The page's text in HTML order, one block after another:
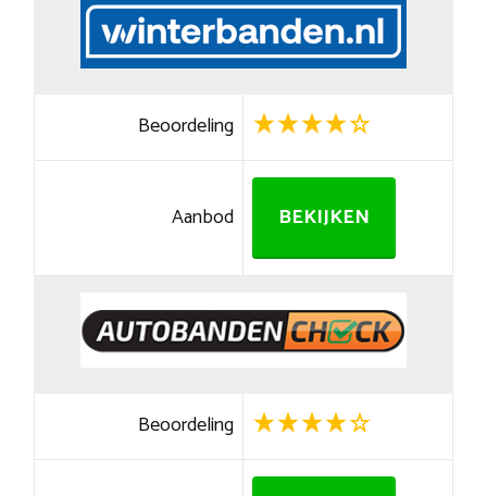
Beoordeling
Aanbod BEKIJKEN
Beoordeling